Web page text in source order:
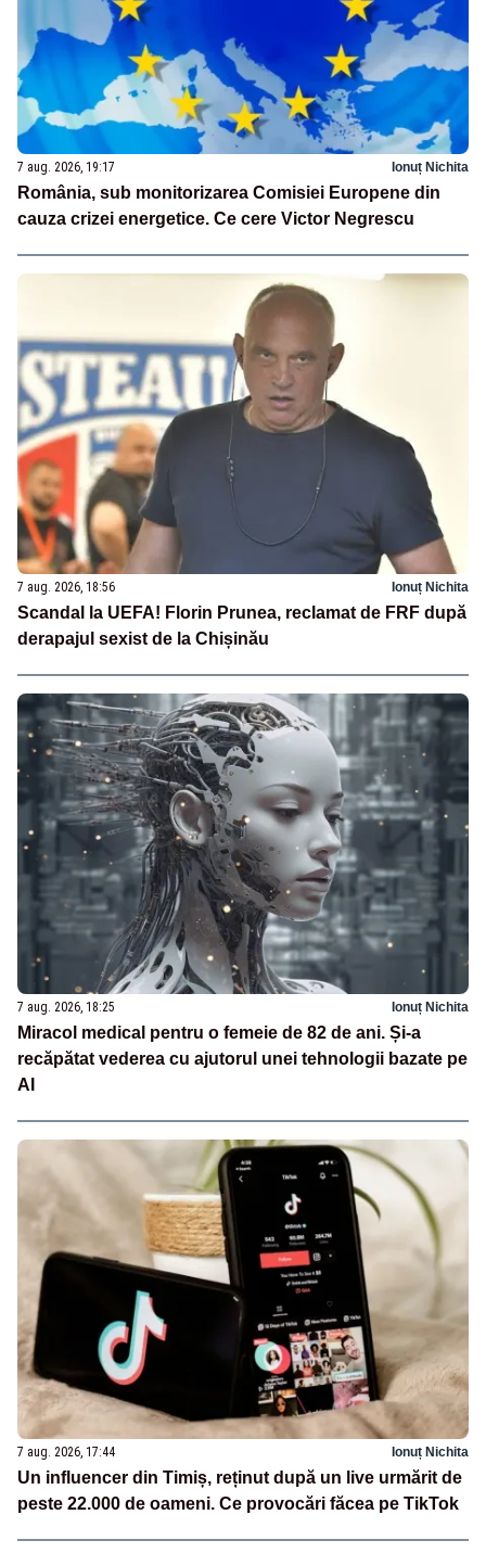
7 aug. 2026, 19:17 Ionuț Nichita
România, sub monitorizarea Comisiei Europene din
cauza crizei energetice. Ce cere Victor Negrescu
7 aug. 2026, 18:56 Ionuț Nichita
Scandal la UEFA! Florin Prunea, reclamat de FRF după
derapajul sexist de la Chișinău
7 aug. 2026, 18:25 Ionuț Nichita
Miracol medical pentru o femeie de 82 de ani. Și-a
recăpătat vederea cu ajutorul unei tehnologii bazate pe
AI
7 aug. 2026, 17:44 Ionuț Nichita
Un influencer din Timiș, reținut după un live urmărit de
peste 22.000 de oameni. Ce provocări făcea pe TikTok